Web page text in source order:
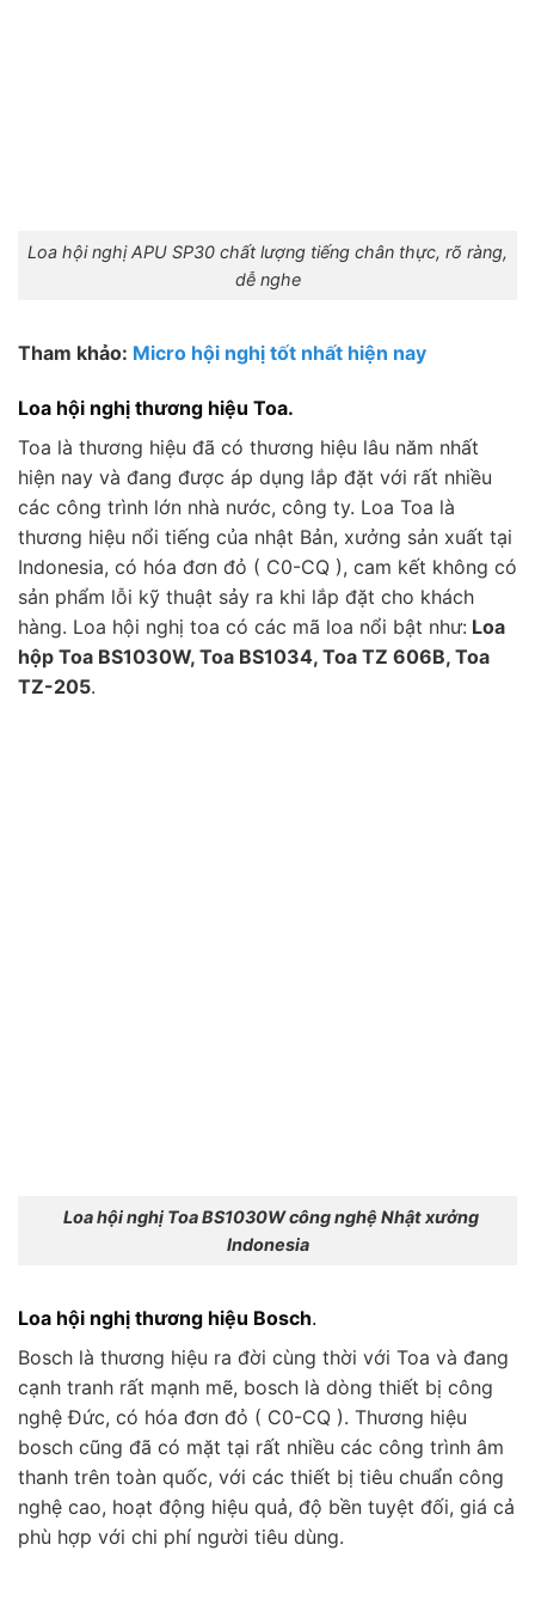
Loa hội nghị APU SP30 chất lượng tiếng chân thực, rõ ràng,
dễ nghe
Tham khảo: Micro hội nghị tốt nhất hiện nay
Loa hội nghị thương hiệu Toa.
Toa là thương hiệu đã có thương hiệu lâu năm nhất
hiện nay và đang được áp dụng lắp đặt với rất nhiều
các công trình lớn nhà nước, công ty. Loa Toa là
thương hiệu nổi tiếng của nhật Bản, xưởng sản xuất tại
Indonesia, có hóa đơn đỏ ( C0-CQ ), cam kết không có
sản phẩm lỗi kỹ thuật sảy ra khi lắp đặt cho khách
hàng. Loa hội nghị toa có các mã loa nổi bật như: Loa
hộp Toa BS1030W, Toa BS1034, Toa TZ 606B, Toa
TZ-205.
Loa hội nghị Toa BS1030W công nghệ Nhật xưởng
Indonesia
Loa hội nghị thương hiệu Bosch.
Bosch là thương hiệu ra đời cùng thời với Toa và đang
cạnh tranh rất mạnh mẽ, bosch là dòng thiết bị công
nghệ Đức, có hóa đơn đỏ ( C0-CQ ). Thương hiệu
bosch cũng đã có mặt tại rất nhiều các công trình âm
thanh trên toàn quốc, với các thiết bị tiêu chuẩn công
nghệ cao, hoạt động hiệu quả, độ bền tuyệt đối, giá cả
phù hợp với chi phí người tiêu dùng.